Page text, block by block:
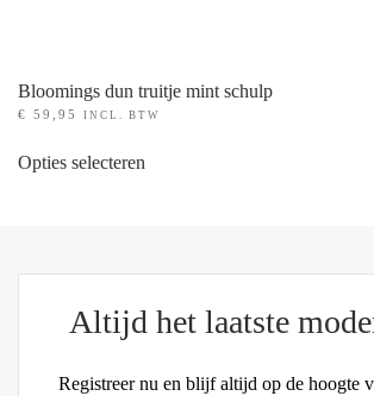
Bloomings dun truitje mint schulp
€ 59,95 INCL. BTW
Opties selecterenproduct
optie
gekozen
Altijd het laatste
Registreer nu en blijf altijd op de hoogte